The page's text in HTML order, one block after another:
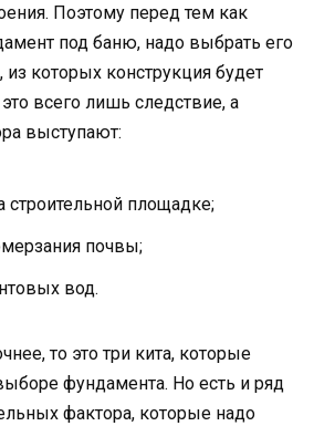
Поэтому перед тем как
под баню, надо выбрать его
из которых конструкция будет
всего лишь следствие, а
выступают:
строительной площадке;
почвы;
вод.
то это три кита, которые
фундамента. Но есть и ряд
фактора, которые надо